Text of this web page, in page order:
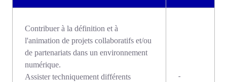
Contribuer à la définition et à
l'animation de projets collaboratifs et/ou
de partenariats dans un environnement
numérique.
Assister techniquement différents
-